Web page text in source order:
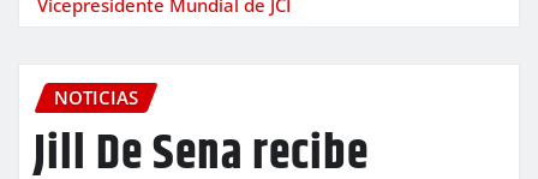
NOTICIAS
Jill De Sena recibe